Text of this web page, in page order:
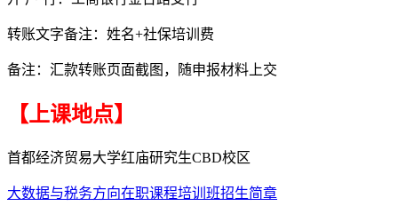
转账文字备注：姓名+社保培训费
备注：汇款转账页面截图，随申报材料上交
【上课地点】
首都经济贸易大学红庙研究生CBD校区
大数据与税务方向在职课程培训班招生简章